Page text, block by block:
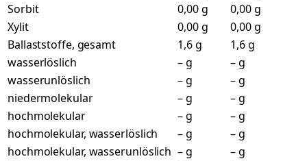
Sorbit
0,00 g
0,00 g
Xylit
0,00 g
0,00 g
Ballaststoffe, gesamt
1,6 g
1,6 g
wasserlöslich
– g
– g
wasserunlöslich
– g
– g
niedermolekular
– g
– g
hochmolekular
– g
– g
hochmolekular, wasserlöslich
– g
– g
hochmolekular, wasserunlöslich – g
– g